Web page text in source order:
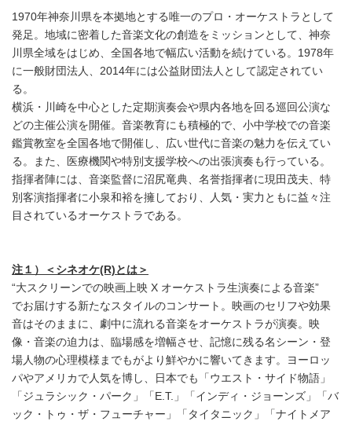
1970年神奈川県を本拠地とする唯一のプロ・オーケストラとして
発足。地域に密着した音楽文化の創造をミッションとして、神奈
川県全域をはじめ、全国各地で幅広い活動を続けている。1978年
に一般財団法人、2014年には公益財団法人として認定されてい
る。
横浜・川崎を中心とした定期演奏会や県内各地を回る巡回公演な
どの主催公演を開催。音楽教育にも積極的で、小中学校での音楽
鑑賞教室を全国各地で開催し、広い世代に音楽の魅力を伝えてい
る。また、医療機関や特別支援学校への出張演奏も行っている。
指揮者陣には、音楽監督に沼尻竜典、名誉指揮者に現田茂夫、特
別客演指揮者に小泉和裕を擁しており、人気・実力ともに益々注
目されているオーケストラである。
注１）＜シネオケ(R)とは＞
“大スクリーンでの映画上映 X オーケストラ生演奏による音楽”
でお届けする新たなスタイルのコンサート。映画のセリフや効果
音はそのままに、劇中に流れる音楽をオーケストラが演奏。映
像・音楽の迫力は、臨場感を増幅させ、記憶に残る名シーン・登
場人物の心理模様までもがより鮮やかに響いてきます。ヨーロッ
パやアメリカで人気を博し、日本でも「ウエスト・サイド物語」
「ジュラシック・パーク」「E.T.」「インディ・ジョーンズ」「バ
ック・トゥ・ザ・フューチャー」「タイタニック」「ナイトメア
Japanese